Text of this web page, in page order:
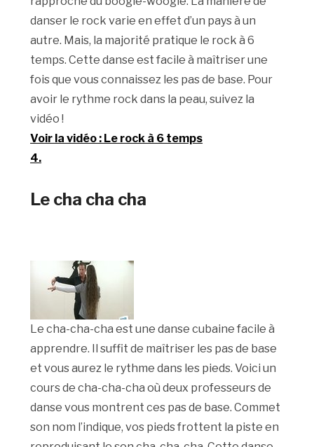
danser le rock varie en effet d’un pays à un
autre. Mais, la majorité pratique le rock à 6
temps. Cette danse est facile à maîtriser une
fois que vous connaissez les pas de base. Pour
avoir le rythme rock dans la peau, suivez la
vidéo !
Voir la vidéo : Le rock à 6 temps
4.
Le cha cha cha
Le cha-cha-cha est une danse cubaine facile à
apprendre. Il suffit de maîtriser les pas de base
et vous aurez le rythme dans les pieds. Voici un
cours de cha-cha-cha où deux professeurs de
danse vous montrent ces pas de base. Commet
son nom l’indique, vos pieds frottent la piste en